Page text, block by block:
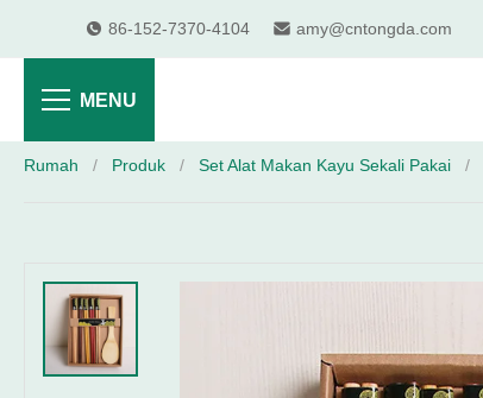
86-152-7370-4104 amy@cntongda.com
MENU
Rumah / Produk / Set Alat Makan Kayu Sekali Pakai /